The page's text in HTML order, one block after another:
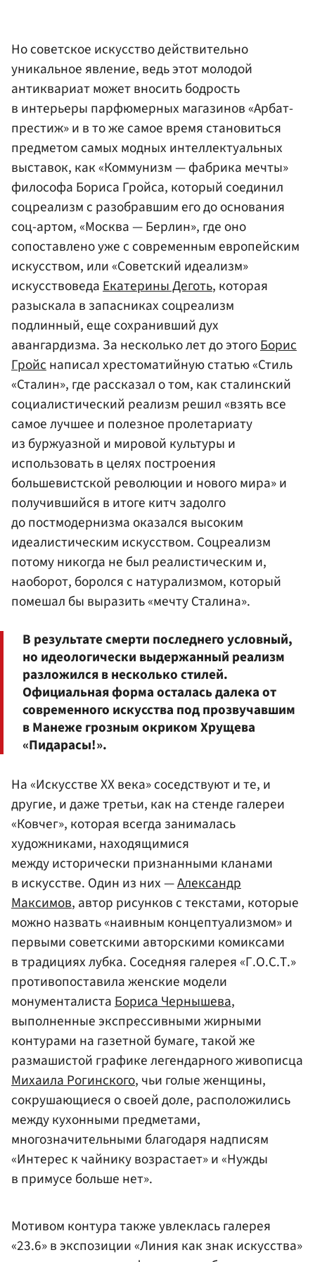
Но советское искусство действительно
уникальное явление, ведь этот молодой
антиквариат может вносить бодрость
в интерьеры парфюмерных магазинов «Арбат-
престиж» и в то же самое время становиться
предметом самых модных интеллектуальных
выставок, как «Коммунизм — фабрика мечты»
философа Бориса Гройса, который соединил
соцреализм с разобравшим его до основания
соц-артом, «Москва — Берлин», где оно
сопоставлено уже с современным европейским
искусством, или «Советский идеализм»
искусствоведаЕкатерины Деготь, которая
разыскала в запасниках соцреализм
подлинный, еще сохранивший дух
авангардизма. За несколько лет до этогоБорис
Гройснаписал хрестоматийную статью «Стиль
«Сталин», где рассказал о том, как сталинский
социалистический реализм решил «взять все
самое лучшее и полезное пролетариату
из буржуазной и мировой культуры и
использовать в целях построения
большевистской революции и нового мира» и
получившийся в итоге китч задолго
до постмодернизма оказался высоким
идеалистическим искусством. Соцреализм
потому никогда не был реалистическим и,
наоборот, боролся с натурализмом, который
помешал бы выразить «мечту Сталина».
В результате смерти последнего условный,
но идеологически выдержанный реализм
разложился в несколько стилей.
Официальная форма осталась далека от
современного искусства под прозвучавшим
в Манеже грозным окриком Хрущева
«Пидарасы!».
На «Искусстве ХХ века» соседствуют и те, и
другие, и даже третьи, как на стенде галереи
«Ковчег», которая всегда занималась
художниками, находящимися
между исторически признанными кланами
в искусстве. Один из них —Александр
Максимов, автор рисунков с текстами, которые
можно назвать «наивным концептуализмом» и
первыми советскими авторскими комиксами
в традициях лубка. Соседняя галерея «Г.О.С.Т.»
противопоставила женские модели
монументалистаБориса Чернышева,
выполненные экспрессивными жирными
контурами на газетной бумаге, такой же
размашистой графике легендарного живописца
Михаила Рогинского, чьи голые женщины,
сокрушающиеся о своей доле, расположились
между кухонными предметами,
многозначительными благодаря надписям
«Интерес к чайнику возрастает» и «Нужды
в примусе больше нет».
Мотивом контура также увлеклась галерея
«23.6» в экспозиции «Линия как знак искусства»